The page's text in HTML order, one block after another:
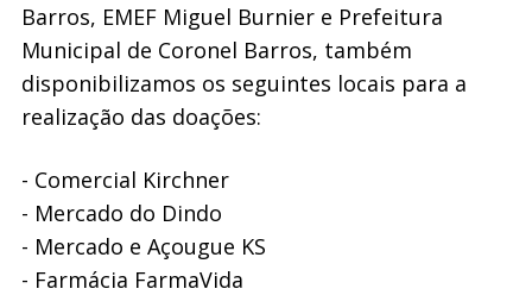
Barros, EMEF Miguel Burnier e Prefeitura
Municipal de Coronel Barros, também
disponibilizamos os seguintes locais para a
realização das doações:
- Comercial Kirchner
- Mercado do Dindo
- Mercado e Açougue KS
- Farmácia FarmaVida